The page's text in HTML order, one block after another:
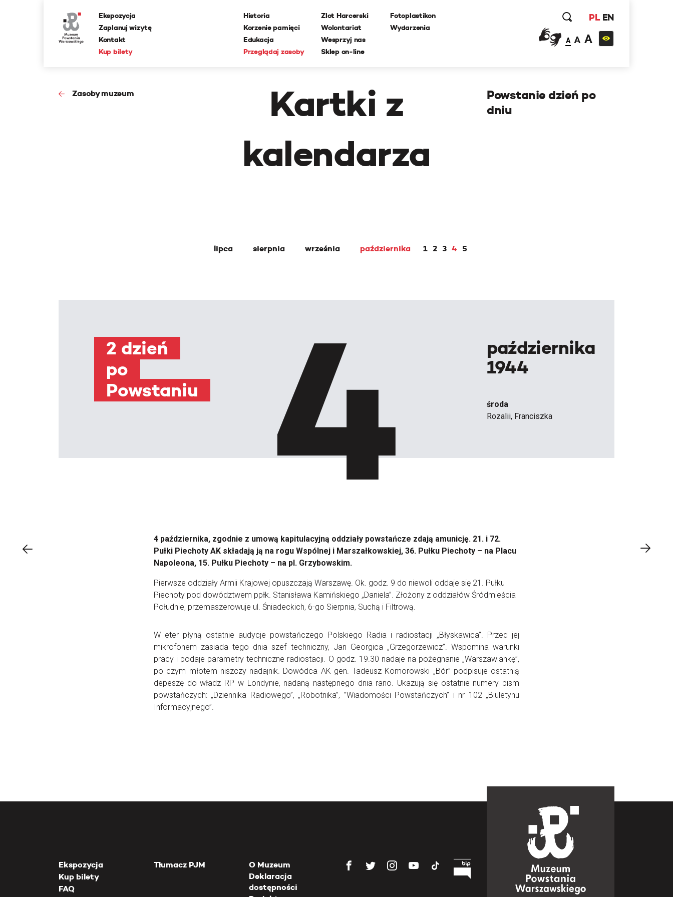
Ekspozycja
Zaplanuj wizytę
Kontakt
Kup bilety
Historia
Korzenie pamięci
Edukacja
Przeglądaj zasoby
Zlot Harcerski
Wolontariat
Wesprzyj nas
Sklep on-line
Fotoplastikon
Wydarzenia
PL EN
A A A
Zasoby muzeum
Kartki z
kalendarza
Powstanie dzień po
dniu
lipca sierpnia września października 1 2 3 4 5
2 dzień
po
Powstaniu
4
października
1944
środa
Rozalii, Franciszka
4 października, zgodnie z umową kapitulacyjną oddziały powstańcze zdają amunicję. 21. i 72.
Pułki Piechoty AK składają ją na rogu Wspólnej i Marszałkowskiej, 36. Pułku Piechoty – na Placu
Napoleona, 15. Pułku Piechoty – na pl. Grzybowskim.
Pierwsze oddziały Armii Krajowej opuszczają Warszawę. Ok. godz. 9 do niewoli oddaje się 21. Pułku
Piechoty pod dowództwem ppłk. Stanisława Kamińskiego „Daniela”. Złożony z oddziałów Śródmieścia
Południe, przemaszerowuje ul. Śniadeckich, 6-go Sierpnia, Suchą i Filtrową.
W eter płyną ostatnie audycje powstańczego Polskiego Radia i radiostacji „Błyskawica”. Przed jej
mikrofonem zasiada tego dnia szef techniczny, Jan Georgica „Grzegorzewicz”. Wspomina warunki
pracy i podaje parametry techniczne radiostacji. O godz. 19.30 nadaje na pożegnanie „Warszawiankę”,
po czym młotem niszczy nadajnik. Dowódca AK gen. Tadeusz Komorowski „Bór” podpisuje ostatnią
depeszę do władz RP w Londynie, nadaną następnego dnia rano. Ukazują się ostatnie numery pism
powstańczych: „Dziennika Radiowego”, „Robotnika”, ”Wiadomości Powstańczych” i nr 102 „Biuletynu
Informacyjnego”.
Ekspozycja
Kup bilety
FAQ
Tłumacz PJM
O Muzeum
Deklaracja
dostępności